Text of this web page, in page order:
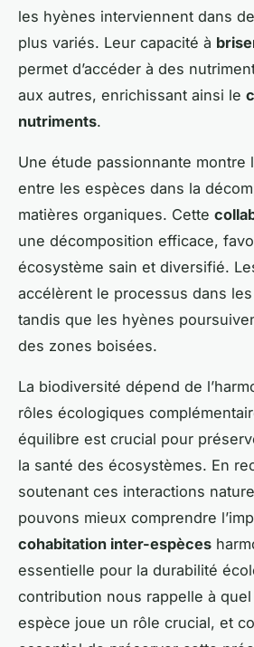
les hyènes interviennent dans
plus variés. Leur capacité à
permet d’accéder à des
aux autres, enrichissant ainsi le
nutriments.
Une étude passionnante montre
entre les espèces dans la
matières organiques. Cette
une décomposition efficace,
écosystème sain et diversifié.
accélèrent le processus dans
tandis que les hyènes
des zones boisées.
La biodiversité dépend de
rôles écologiques
équilibre est crucial pour
la santé des écosystèmes. En
soutenant ces interactions
pouvons mieux comprendre
cohabitation inter-espèces
essentielle pour la durabilité
contribution nous rappelle à
espèce joue un rôle crucial, et